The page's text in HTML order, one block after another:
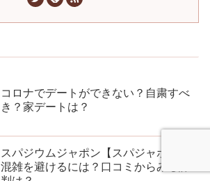
コロナでデートができない？自粛すべ
き？家デートは？
スパジウムジャポン【スパジャポ】の
混雑を避けるには？口コミからみる評